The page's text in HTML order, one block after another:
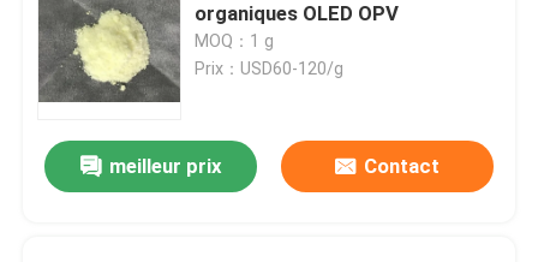
organiques OLED OPV
MOQ：1 g
Prix：USD60-120/g
meilleur prix Contact